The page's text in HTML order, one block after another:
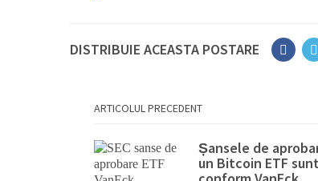
DISTRIBUIE ACEASTA POSTARE
ARTICOLUL PRECEDENT
Șansele de
un Bitcoin ETF